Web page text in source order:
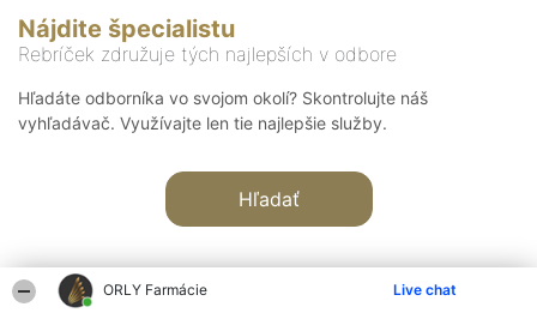
ORLY Farmácie Live chat
Nájdite špecialistu
Rebríček združuje tých najlepších v odbore
Hľadáte odborníka vo svojom okolí? Skontrolujte náš
vyhľadávač. Využívajte len tie najlepšie služby.
Hľadať